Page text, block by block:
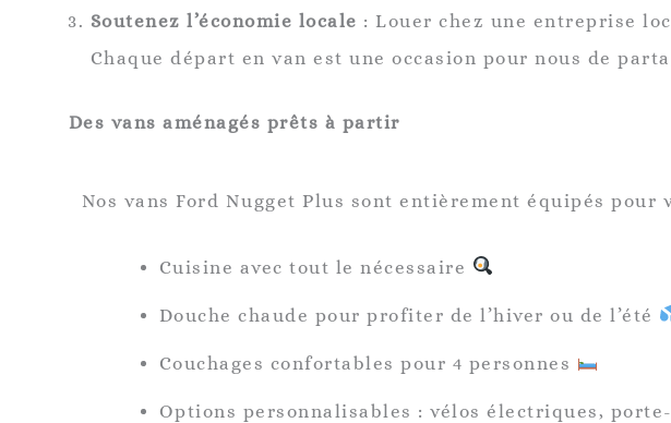
Soutenez l’économie locale : Louer chez une entreprise
Chaque départ en van est une occasion pour nous de
Des vans aménagés prêts à partir
Nos vans Ford Nugget Plus sont entièrement équipés pour
Cuisine avec tout le nécessaire
Douche chaude pour profiter de l’hiver ou de l’été
Couchages confortables pour 4 personnes
Options personnalisables : vélos électriques,